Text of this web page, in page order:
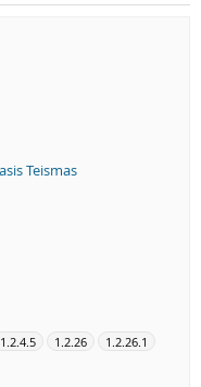
Teismas
1.2.4.5 1.2.26 1.2.26.1